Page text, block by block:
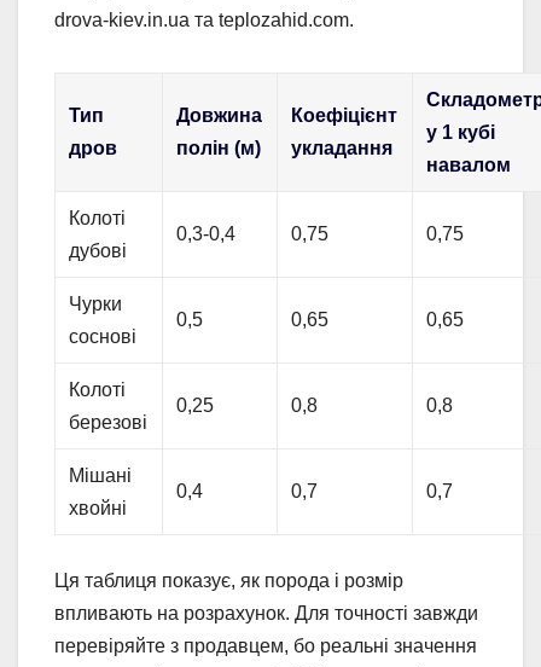
drova-kiev.in.ua та teplozahid.com.
Тип
дров
Довжина
полін (м)
Коефіцієнт
укладання
у 1 кубі
навалом
Колоті
дубові
0,3-0,4 0,75 0,75
Чурки
соснові
0,5 0,65 0,65
Колоті
березові
0,25 0,8 0,8
Мішані
хвойні
0,4 0,7 0,7
Ця таблиця показує, як порода і розмір
впливають на розрахунок. Для точності завжди
перевіряйте з продавцем, бо реальні значення